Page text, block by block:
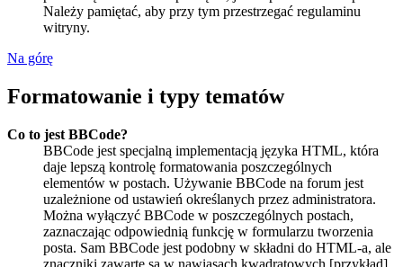
Należy pamiętać, aby przy tym przestrzegać regulaminu
witryny.
Na górę
Formatowanie i typy tematów
Co to jest BBCode?
BBCode jest specjalną implementacją języka HTML, która
daje lepszą kontrolę formatowania poszczególnych
elementów w postach. Używanie BBCode na forum jest
uzależnione od ustawień określanych przez administratora.
Można wyłączyć BBCode w poszczególnych postach,
zaznaczając odpowiednią funkcję w formularzu tworzenia
posta. Sam BBCode jest podobny w składni do HTML-a, ale